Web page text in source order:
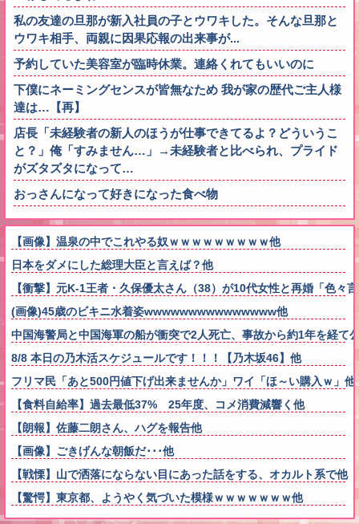
私の友達の旦那が新入社員の子とウワキした。そんな旦那と
ウワキ相手、両親に因果応報の出来事が...
予約していた美容室が臨時休業。連絡くれてもいいのに
下僕にネーミングセンスが皆無なため 我が家の歴代ご主人様
達は…【再】
店長「未経験者の新人のほうが仕事できてるよ？どういうこ
と？」俺「すみません…」→未経験者と比べられ、プライド
がズタズタになって…
おっさんになって好きになった食べ物
【画像】温泉の中でこれやる奴ｗｗｗｗｗｗｗｗｗ他
日本をダメにした総理大臣と言えば？他
【衝撃】元K-1王者・久保優太さん（38）が10代女性と再婚「色
(画像)45歳のビキニ水着姿wwwwwwwwwwwwwww他
中国海警局と中国海軍の船が衝突で2人死亡、事故から約1年を経
8/8 本日の乃木活スケジュールです！！！【乃木坂46】他
フリマ民「あと500円値下げ出来ませんか」ワイ「ほ～い購入ｗ」他
【食料自給率】過去最低37% 25年度、コメ消費減響く他
【朗報】佐藤二朗さん、ハグを報告他
【画像】ごきげんな朝飯だ･･･他
【戦慄】山で洒落にならない目にあった話をする、オカルト系で他
【驚愕】東京都、ようやく気づいた模様ｗｗｗｗｗｗｗ他